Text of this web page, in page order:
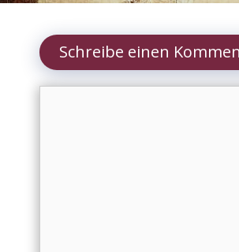
Schreibe einen